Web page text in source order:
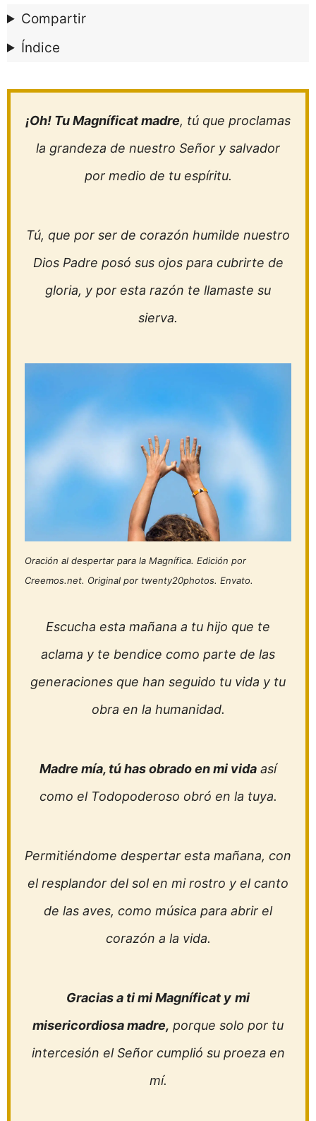
Compartir
Índice
¡Oh! Tu Magníficat madre, tú que proclamas
la grandeza de nuestro Señor y salvador
por medio de tu espíritu.
Tú, que por ser de corazón humilde nuestro
Dios Padre posó sus ojos para cubrirte de
gloria, y por esta razón te llamaste su
sierva.
Oración al despertar para la Magnífica. Edición por
Creemos.net. Original por twenty20photos. Envato.
Escucha esta mañana a tu hijo que te
aclama y te bendice como parte de las
generaciones que han seguido tu vida y tu
obra en la humanidad.
Madre mía, tú has obrado en mi vida así
como el Todopoderoso obró en la tuya.
Permitiéndome despertar esta mañana, con
el resplandor del sol en mi rostro y el canto
de las aves, como música para abrir el
corazón a la vida.
Gracias a ti mi Magníficat y mi
misericordiosa madre, porque solo por tu
intercesión el Señor cumplió su proeza en
mí.